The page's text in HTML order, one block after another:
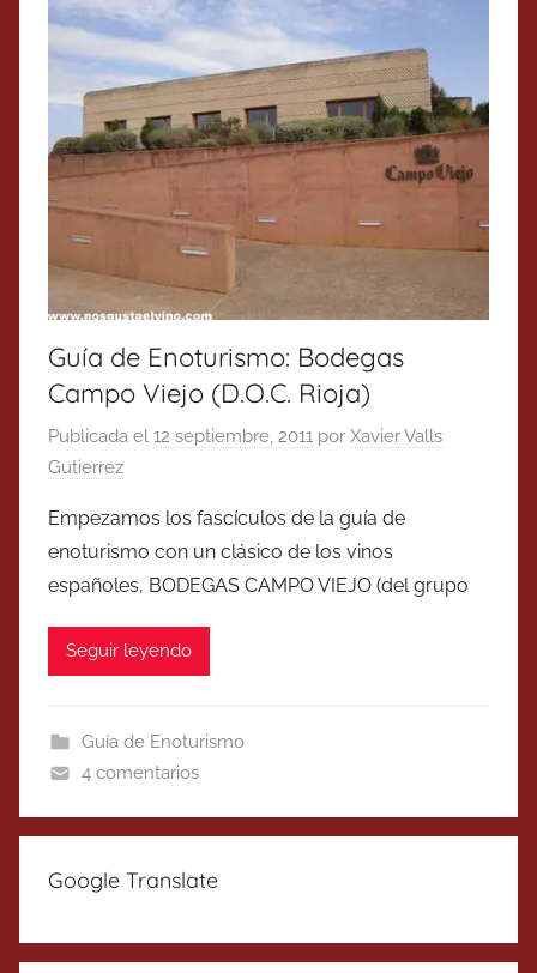
Guía de Enoturismo: Bodegas
Campo Viejo (D.O.C. Rioja)
Publicada el 12 septiembre, 2011 por Xavier Valls
Gutierrez
Empezamos los fascículos de la guía de
enoturismo con un clásico de los vinos
españoles, BODEGAS CAMPO VIEJO (del grupo
Seguir leyendo
Guía de Enoturismo
4 comentarios
Google Translate